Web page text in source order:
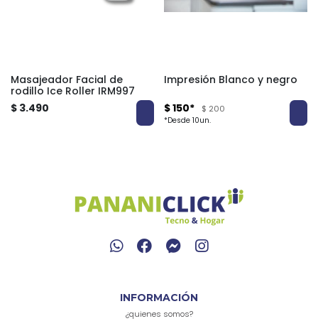
Masajeador Facial de
rodillo Ice Roller IRM997
$ 3.490
Impresión Blanco y negro
$ 150*
$ 200
*Desde 10un.
INFORMACIÓN
¿quienes somos?